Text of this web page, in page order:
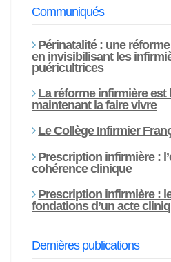
Communiqués
Périnatalité : une
en invisibilisant les
puéricultrices
La réforme infirmière est
maintenant la faire vivre
Le Collège Infirmier
Prescription infirmière :
cohérence clinique
Prescription infirmière :
fondations d’un acte
Dernières publications